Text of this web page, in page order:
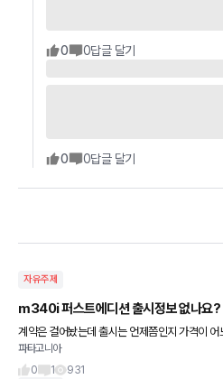
0 0답글 달기
0 0답글 달기
자유주제
m340i 퍼스트에디션 출시정보 없나요?
계약은 걸어놨는데 출시는 언제쯤인지 가격이
없네요. 지난 달 쯤 겟차에서 8900만원이라는 정
니라고 하고.. 일반모델은
파타고니아
0
1 931